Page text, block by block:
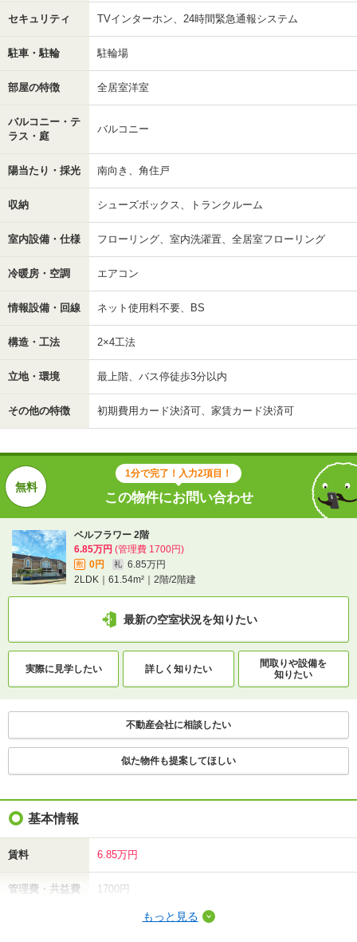
セキュリティ TVインターホン、24時間緊急通報システム
駐車・駐輪 駐輪場
部屋の特徴 全居室洋室
バルコニー・テ
ラス・庭
バルコニー
陽当たり・採光 南向き、角住戸
収納 シューズボックス、トランクルーム
室内設備・仕様 フローリング、室内洗濯置、全居室フローリング
冷暖房・空調 エアコン
情報設備・回線 ネット使用料不要、BS
構造・工法 2×4工法
立地・環境 最上階、バス停徒歩3分以内
その他の特徴 初期費用カード決済可、家賃カード決済可
1分で完了！入力2項目！
この物件にお問い合わせ
ベルフラワー 2階
6.85万円 (管理費 1700円)
敷 0円 礼
6.85万円
2LDK｜61.54m²｜2階/2階建
最新の空室状況を知りたい
実際に見学したい 詳しく知りたい
間取りや設備を
知りたい
不動産会社に相談したい
似た物件も提案してほしい
基本情報
賃料 6.85万円
管理費・共益費 1700円
もっと見る